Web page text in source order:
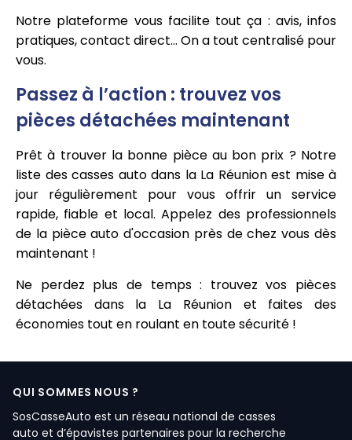
Notre plateforme vous facilite tout ça : avis, infos
pratiques, contact direct… On a tout centralisé pour
vous.
Passez à l’action : trouvez vos
pièces détachées maintenant
Prêt à trouver la bonne pièce au bon prix ? Notre
liste des casses auto dans la La Réunion est mise à
jour régulièrement pour vous offrir un service
rapide, fiable et local. Appelez des professionnels
de la pièce auto d'occasion près de chez vous dès
maintenant !
Ne perdez plus de temps : trouvez vos pièces
détachées dans la La Réunion et faites des
économies tout en roulant en toute sécurité !
QUI SOMMES NOUS ?
SosCasseAuto est un réseau national de casses
auto et d’épavistes partenaires pour la recherche